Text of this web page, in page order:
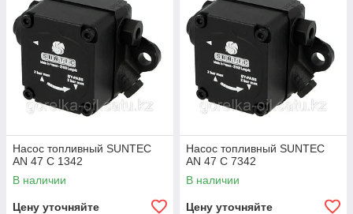
Насос топливный SUNTEC
AN 47 C 1342
В наличии
Цену уточняйте
Насос топливный SUNTEC
AN 47 C 7342
В наличии
Цену уточняйте